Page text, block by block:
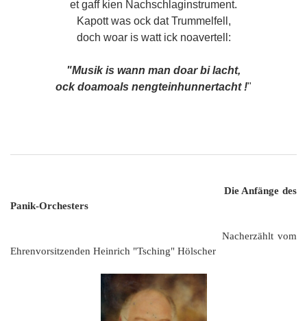
et gaff kien Nachschlaginstrument.
Kapott was ock dat Trummelfell,
doch woar is watt ick noavertell:
"Musik is wann man doar bi lacht,
ock doamoals nengteinhunnertacht !"
Die Anfänge des
Panik-Orchesters
Nacherzählt vom
Ehrenvorsitzenden Heinrich "Tsching" Hölscher